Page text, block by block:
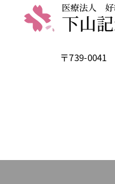
〒739-0041